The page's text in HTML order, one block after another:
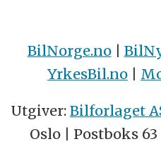
BilNorge.no|
YrkesBil.no |
Utgiver: Bilforlaget
Oslo | Postboks